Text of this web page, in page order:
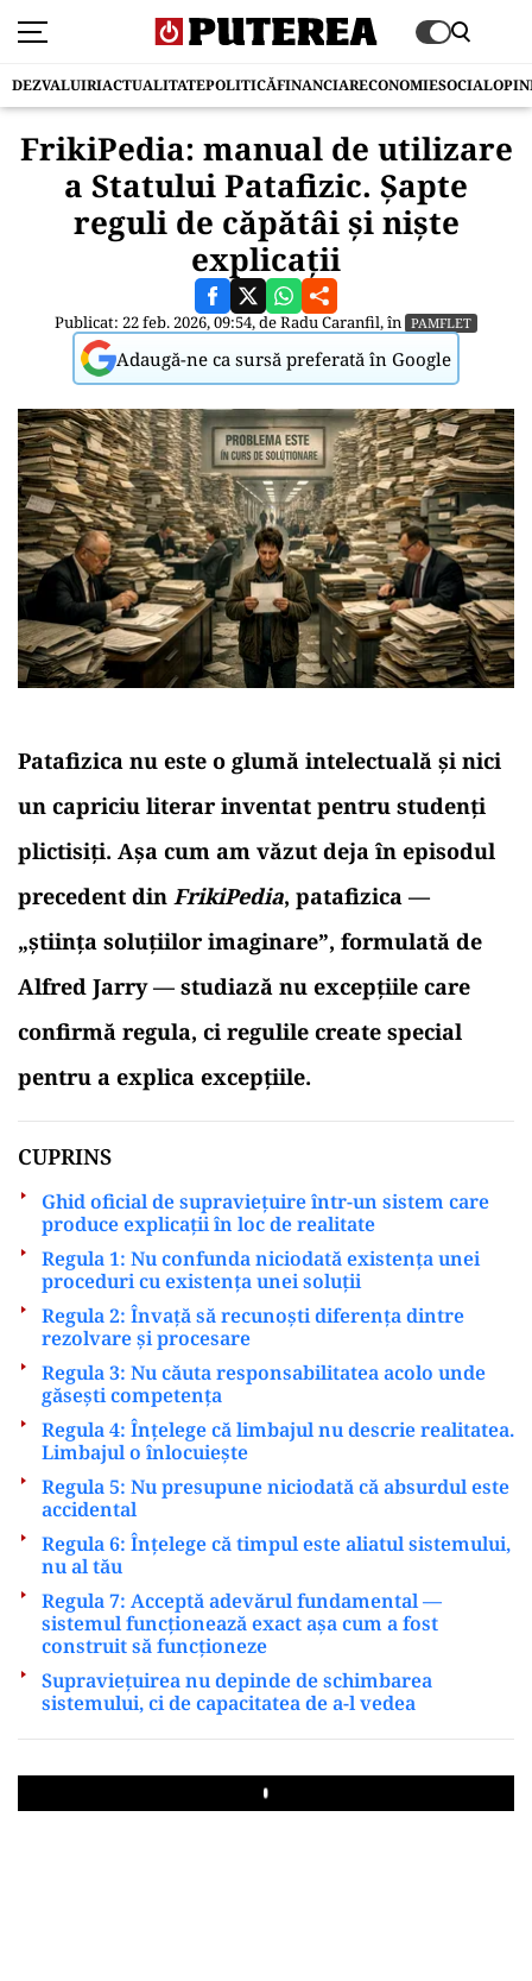
DEZVALUIRIACTUALITATEPOLITICĂFINANCIARECONOMIESOCIAL
FrikiPedia: manual de utilizare
a Statului Patafizic. Șapte
reguli de căpătâi și niște
explicații
Publicat: 22 feb. 2026, 09:54, deRadu Caranfil, în PAMFLET
Adaugă-ne ca sursă preferată în Google
Patafizica nu este o glumă intelectuală și nici
un capriciu literar inventat pentru studenți
plictisiți. Așa cum am văzut deja în episodul
precedent din FrikiPedia, patafizica —
„știința soluțiilor imaginare”, formulată de
Alfred Jarry — studiază nu excepțiile care
confirmă regula, ci regulile create special
pentru a explica excepțiile.
CUPRINS
Ghid oficial de supraviețuire într-un sistem care
produce explicații în loc de realitate
Regula 1: Nu confunda niciodată existența unei
proceduri cu existența unei soluții
Regula 2: Învață să recunoști diferența dintre
rezolvare și procesare
Regula 3: Nu căuta responsabilitatea acolo unde
găsești competența
Regula 4: Înțelege că limbajul nu descrie realitatea.
Limbajul o înlocuiește
Regula 5: Nu presupune niciodată că absurdul este
accidental
Regula 6: Înțelege că timpul este aliatul sistemului,
nu al tău
Regula 7: Acceptă adevărul fundamental —
sistemul funcționează exact așa cum a fost
construit să funcționeze
Supraviețuirea nu depinde de schimbarea
sistemului, ci de capacitatea de a-l vedea
Play